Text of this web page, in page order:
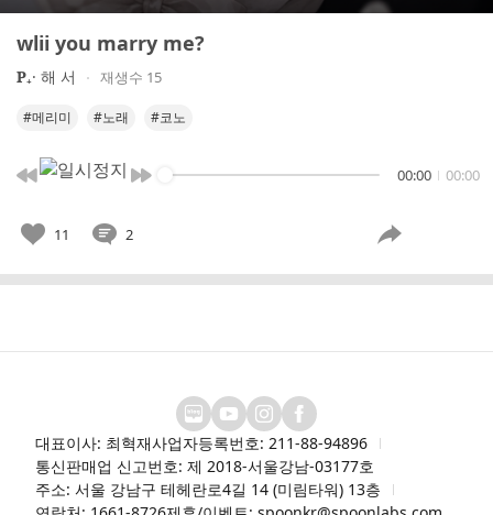
wlii you marry me?
𝐏₊· 해 서 재생수 15
#메리미 #노래 #코노
00:00 00:00
11 2
대표이사: 최혁재사업자등록번호: 211-88-94896
통신판매업 신고번호: 제 2018-서울강남-03177호
주소: 서울 강남구 테헤란로4길 14 (미림타워) 13층